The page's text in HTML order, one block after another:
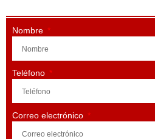
Nombre
Teléfono
Correo electrónico